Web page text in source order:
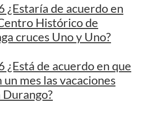
¿Estaría de acuerdo en
Histórico de
cruces Uno y Uno?
¿Está de acuerdo en que
mes las vacaciones